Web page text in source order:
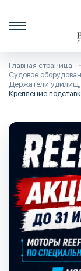
Главная страница
Судовое
Держатели
Крепление